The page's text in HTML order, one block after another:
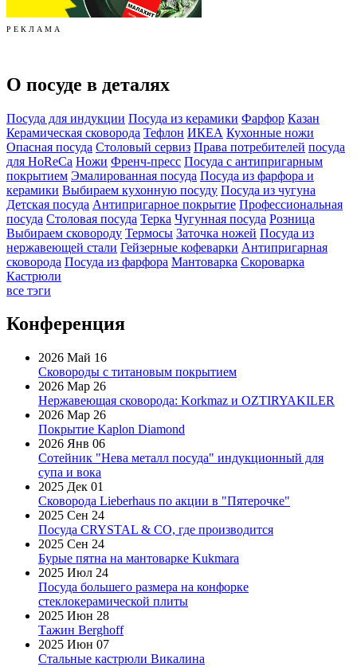
Р Е К Л А М А
О посуде в деталях
Посуда для индукции Посуда из керамики Фарфор Казан
Керамическая сковорода Тефлон ИКЕА Кухонные ножи
Опасная посуда Столовый сервиз Права потребителей посуда
для HoReCa Ножи Френч-пресс Посуда с антипригарным
покрытием Эмалированная посуда Посуда из фарфора и
керамики Выбираем кухонную посуду Посуда из чугуна
Детская посуда Антипригарное покрытие Профессиональная
посуда Столовая посуда Терка Чугунная посуда Розница
Выбираем сковороду Термосы Заточка ножей Посуда из
нержавеющей стали Гейзерные кофеварки Антипригарная
сковорода Посуда из фарфора Мантоварка Скороварка
Кастрюли
все тэги
Конференция
2026 Май 16
Сковороды с титановым покрытием
2026 Мар 26
Нержавеющая сковорода: Korkmaz и OZTIRYAKILER
2026 Мар 26
Покрытие Kaplon Diamond
2026 Янв 06
Сотейник "Нева металл посуда" индукционный для
супа и вока
2025 Дек 01
Сковорода Lieberhaus по акции в "Пятерочке"
2025 Сен 24
Посуда CRYSTAL & CO, где производится
2025 Сен 24
Бурые пятна на мантоварке Kukmara
2025 Июл 24
Посуда большего размера на конфорке
стеклокерамической плиты
2025 Июн 28
Тажин Berghoff
2025 Июн 07
Стальные кастрюли Викалина